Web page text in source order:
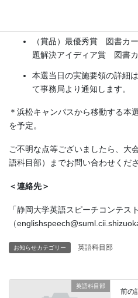
（賞品）最優秀賞 図書カ
題解決アイディア賞 図書
本選当日の実施要領の詳細
て事務局より通知します。
＊浜松キャンパスから移動する本
を予定。
ご不明な点等ございましたら、大
語科目部）までお問い合わせくださ
＜連絡先＞
「静岡大学英語スピーチコンテス
（
お知らせカテゴリー 英語科目部
英語科目部
前の